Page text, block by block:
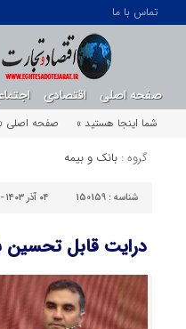
تماس با ما
صفحه اصلی اقتصادی
شما اینجا هستید »
صفحه اصلی »
گروه : بانک و بیمه
شناسه : 150159 ۰۴ آذر ۱۴۰۳ - ۲۲:۱۳
درایت قابل تحسین